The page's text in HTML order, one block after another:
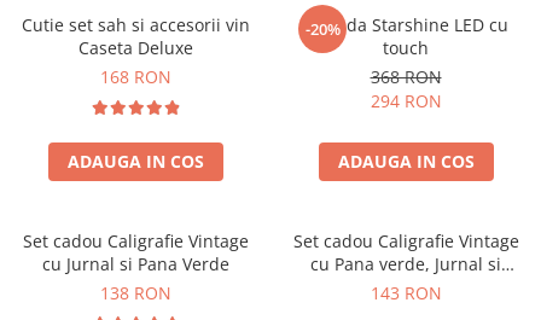
Cutie set sah si accesorii vin
Caseta Deluxe
168 RON
ADAUGA IN COS
-20%
Oglinda Starshine LED cu
touch
368 RON
294 RON
ADAUGA IN COS
Set cadou Caligrafie Vintage
cu Jurnal si Pana Verde
138 RON
Set cadou Caligrafie Vintage
cu Pana verde, Jurnal si
Suport pentru stilou, 9 piese
143 RON